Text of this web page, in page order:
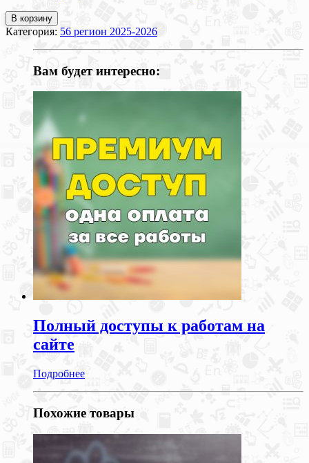
В корзину
Категория: 56 регион 2025-2026
Вам будет интересно:
Полный доступы к работам на
сайте
Подробнее
Похожие товары